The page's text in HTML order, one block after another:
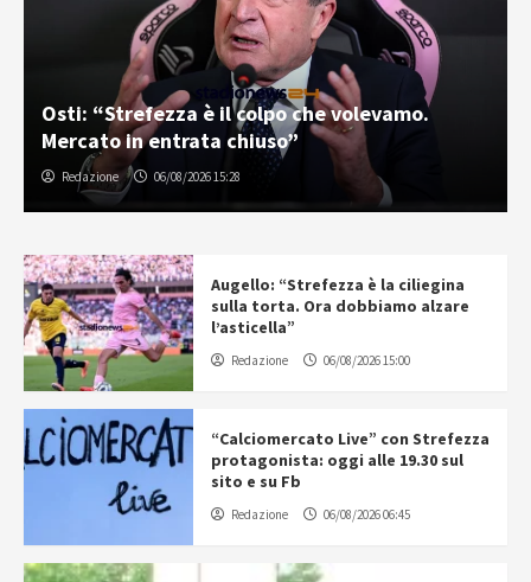
Osti: “Strefezza è il colpo che volevamo.
Mercato in entrata chiuso”
Redazione 06/08/2026 15:28
Augello: “Strefezza è la ciliegina
sulla torta. Ora dobbiamo alzare
l’asticella”
Redazione 06/08/2026 15:00
“Calciomercato Live” con Strefezza
protagonista: oggi alle 19.30 sul
sito e su Fb
Redazione 06/08/2026 06:45